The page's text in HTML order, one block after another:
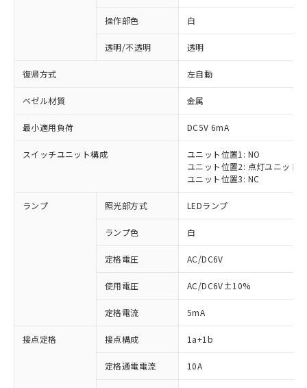
操作部色 白
透明/不透明 透明
復帰方式 左自動
ベゼル材質 金属
最小適用負荷 DC5V 6mA
スイッチユニット構成
ユニット位置1: NO
ユニット位置2: 点灯ユニット
ユニット位置3: NC
ランプ 照光部方式 LEDランプ
ランプ色 白
定格電圧 AC/DC6V
使用電圧 AC/DC6V±10%
定格電流 5mA
接点定格 接点構成 1a+1b
定格通電電流 10A
ご利用条件
以下の条件をお読みいただき、同意のうえ
※1 対応状況
対応済み：EU RoHS指令（10物質）の
対応予定：EU RoHS指令（10物質）の非含
商品です。
対応予定なし：EU RoHS指令（10物質）の
非含有に非対応の商品で、対応品を出す予